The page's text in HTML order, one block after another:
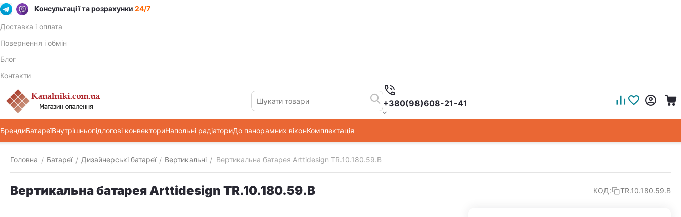
Консультації та розрахунки 24/7
Доставка і оплата
Повернення і обмін
Блог
Контакти
+380(98)608-21-41
БрендиБатареїВнутрішньопідлогові конвекториНапольні радіаториДо панорамних віконКомплектація
Головна / Батареї / Дизайнерські батареї / Вертикальні / Вертикальна батарея Arttidesign TR.10.180.59.B
Вертикальна батарея Arttidesign TR.10.180.59.B КОД: TR.10.180.59.B